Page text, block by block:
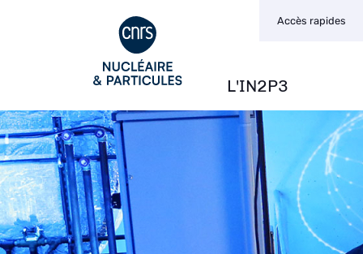
Navigation
principale
L'IN2P3
secondaire
Accès rapides